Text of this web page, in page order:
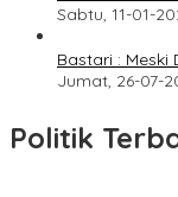
Sabtu, 11-01-
Bastari :
Jumat, 26-07-
Politik